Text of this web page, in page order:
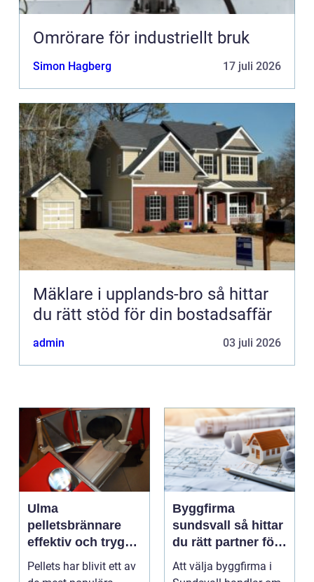
Omrörare för industriellt bruk
Simon Hagberg 17 juli 2026
Mäklare i upplands-bro så hittar
du rätt stöd för din bostadsaffär
admin 03 juli 2026
Ulma
pelletsbrännare
effektiv och trygg
värme med pellets
Pellets har blivit ett av
Byggfirma
sundsvall så hittar
du rätt partner för
ditt projekt
Att välja byggfirma i